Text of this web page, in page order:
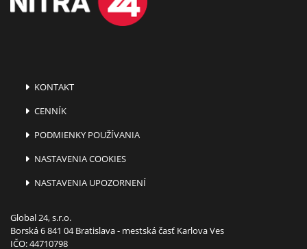
KONTAKT
CENNÍK
PODMIENKY POUŽÍVANIA
NASTAVENIA COOKIES
NASTAVENIA UPOZORNENÍ
Global 24, s.r.o.
Borská 6 841 04 Bratislava - mestská časť Karlova Ves
IČO: 44710798